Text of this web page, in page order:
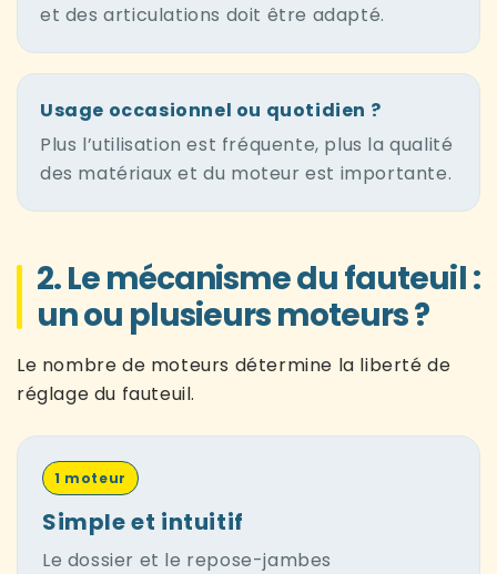
et des articulations doit être adapté.
Usage occasionnel ou quotidien ?
Plus l’utilisation est fréquente, plus la qualité
des matériaux et du moteur est importante.
2. Le mécanisme du fauteuil :
un ou plusieurs moteurs ?
Le nombre de moteurs détermine la liberté de
réglage du fauteuil.
1 moteur
Simple et intuitif
Le dossier et le repose-jambes